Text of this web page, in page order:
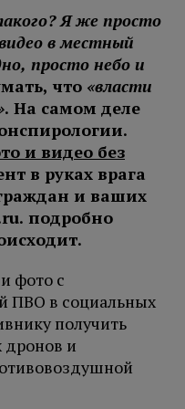
Я же просто
в местный
просто небо и
что «власти
. На самом деле
и видео без
в руках врага
и ваших
подробно
фото с
ПВО в социальных
получить
и